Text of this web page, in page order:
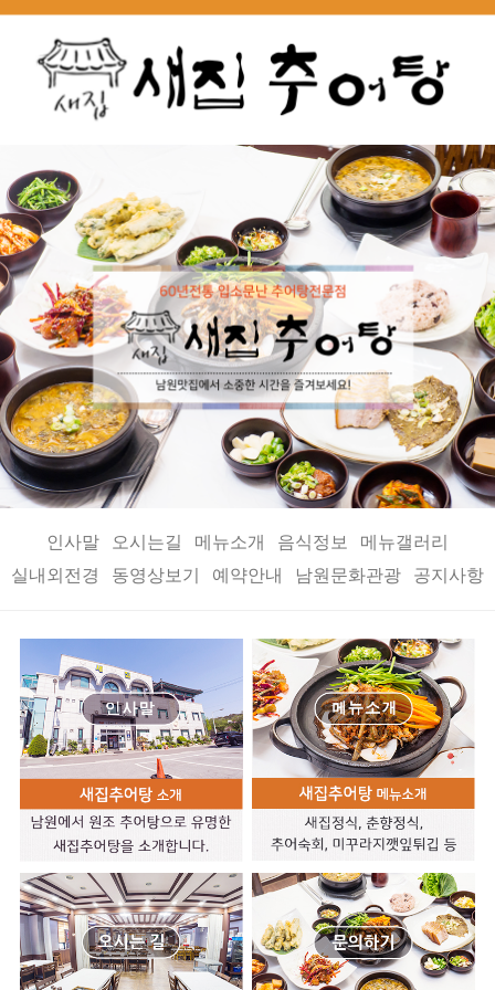
인사말 오시는길 메뉴소개 음식정보
메뉴갤러리
실내외전경
동영상보기 예약안내 남원문화관광 공지사항